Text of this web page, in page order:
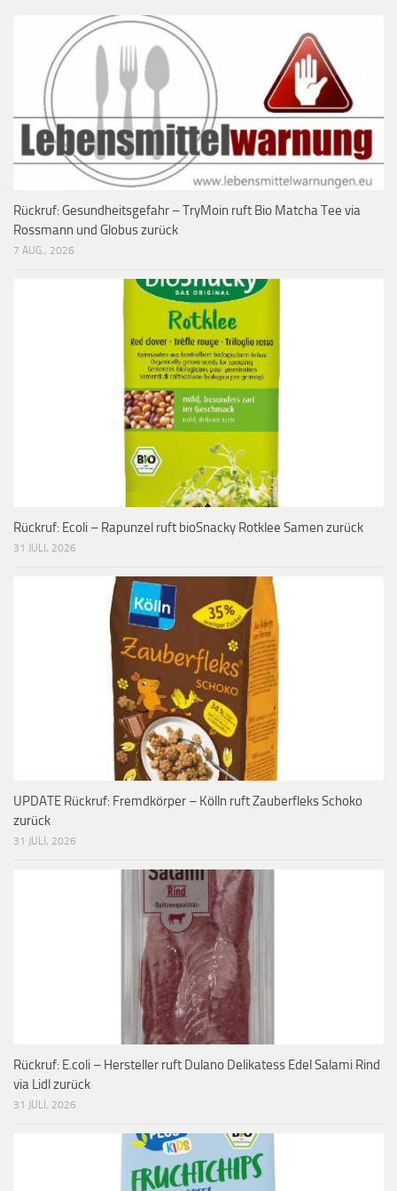
Rückruf: Gesundheitsgefahr – TryMoin ruft Bio Matcha Tee via
Rossmann und Globus zurück
7 AUG., 2026
Rückruf: Ecoli – Rapunzel ruft bioSnacky Rotklee Samen zurück
31 JULI, 2026
UPDATE Rückruf: Fremdkörper – Kölln ruft Zauberfleks Schoko
zurück
31 JULI, 2026
Rückruf: E.coli – Hersteller ruft Dulano Delikatess Edel Salami Rind
via Lidl zurück
31 JULI, 2026